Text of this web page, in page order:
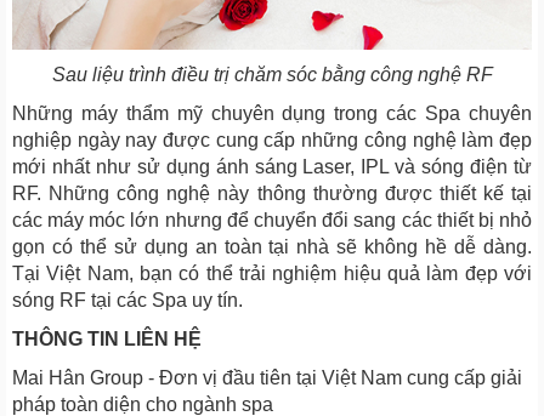
Sau liệu trình điều trị chăm sóc bằng công nghệ RF
Những máy thẩm mỹ chuyên dụng trong các Spa chuyên
nghiệp ngày nay được cung cấp những công nghệ làm đẹp
mới nhất như sử dụng ánh sáng Laser, IPL và sóng điện từ
RF. Những công nghệ này thông thường được thiết kế tại
các máy móc lớn nhưng để chuyển đổi sang các thiết bị nhỏ
gọn có thể sử dụng an toàn tại nhà sẽ không hề dễ dàng.
Tại Việt Nam, bạn có thể trải nghiệm hiệu quả làm đẹp với
sóng RF tại các Spa uy tín.
THÔNG TIN LIÊN HỆ
Mai Hân Group - Đơn vị đầu tiên tại Việt Nam cung cấp giải
pháp toàn diện cho ngành spa